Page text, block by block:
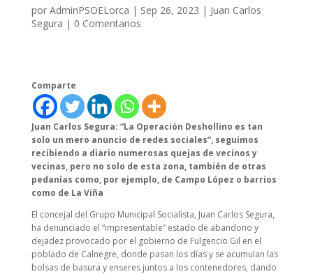
por AdminPSOELorca | Sep 26, 2023 | Juan Carlos
Segura | 0 Comentarios
Comparte
Juan Carlos Segura: “La Operación Deshollino es tan
solo un mero anuncio de redes sociales”, seguimos
recibiendo a diario numerosas quejas de vecinos y
vecinas, pero no solo de esta zona, también de otras
pedanías como, por ejemplo, de Campo López o barrios
como de La Viña
El concejal del Grupo Municipal Socialista, Juan Carlos Segura,
ha denunciado el “impresentable” estado de abandono y
dejadez provocado por el gobierno de Fulgencio Gil en el
poblado de Calnegre, donde pasan los días y se acumulan las
bolsas de basura y enseres juntos a los contenedores, dando